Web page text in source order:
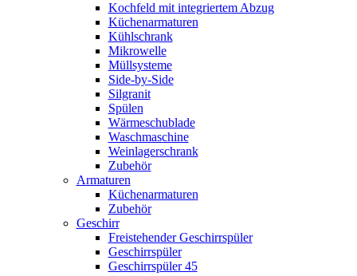
Kochfeld mit integriertem Abzug
Küchenarmaturen
Kühlschrank
Mikrowelle
Müllsysteme
Side-by-Side
Silgranit
Spülen
Wärmeschublade
Waschmaschine
Weinlagerschrank
Zubehör
Armaturen
Küchenarmaturen
Zubehör
Geschirr
Freistehender Geschirrspüler
Geschirrspüler
Geschirrspüler 45